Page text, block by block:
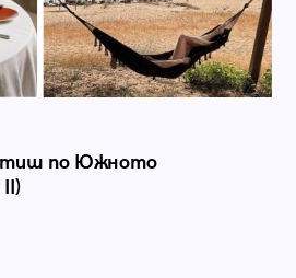
по Южното